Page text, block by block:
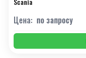
Цена: по запросу